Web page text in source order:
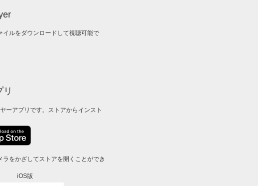
ルをダウンロードして視聴可能で
ーアプリです。ストアからインスト
をかざしてストアを開くことができ
iOS版